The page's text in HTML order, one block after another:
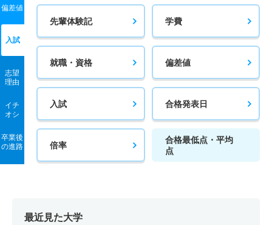
偏差値
入試
志望
理由
イチ
オシ
卒業後
の進路
先輩体験記 学費
就職・資格 偏差値
入試 合格発表日
倍率
合格最低点・平均
点
最近見た大学